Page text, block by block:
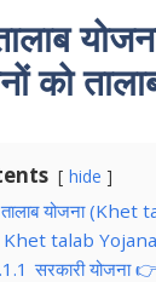
को
hide
योजना (Khet
Khet talab
सरकारी योजना